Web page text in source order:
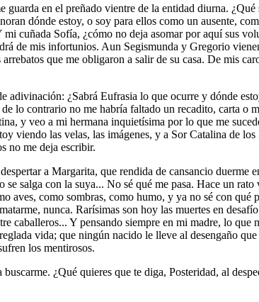
en el preñado vientre de la entidad diurna.
dónde estoy, o soy para ellos como un ausente,
cuñada Sofía, ¿cómo no deja asomar por aquí sus
de mis infortunios. Aun Segismunda y Gregorio
que me obligaron a salir de su casa. De mis
adivinación: ¿Sabrá Eufrasia lo que ocurre y dónde
lo contrario no me habría faltado un recadito, carta o
y veo a mi hermana inquietísima por lo que me
viendo las velas, las imágenes, y a Sor Catalina de
no me deja escribir.
a Margarita, que rendida de cansancio
salga con la suya... No sé qué me pasa. Hace un
aves, como sombras, como humo, y ya no sé con
nunca. Rarísimas son hoy las muertes en
caballeros... Y pensando siempre en mi madre, lo
vida; que ningún nacido le lleve al desengaño
los mentirosos.
¿Qué quieres que te diga, Posteridad, al